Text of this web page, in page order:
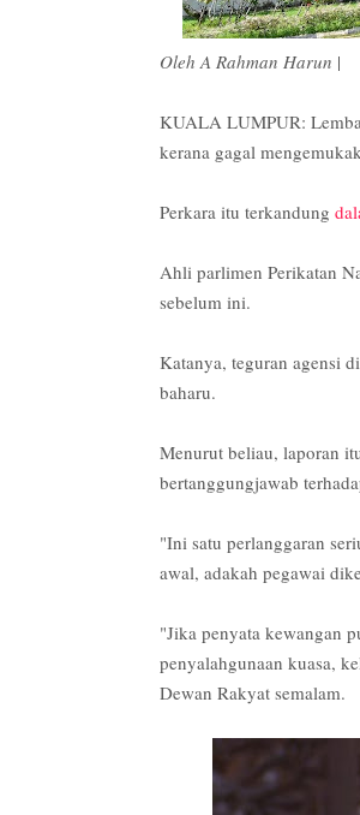
Oleh A Rahman Harun |
KUALA LUMPUR:
kerana gagal
Perkara itu terkandung
Ahli parlimen Perikatan
sebelum ini.
Katanya, teguran agensi
baharu.
Menurut beliau, laporan
bertanggungjawab
"Ini satu perlanggaran
awal, adakah pegawai
"Jika penyata kewangan
penyalahgunaan kuasa,
Dewan Rakyat semalam.